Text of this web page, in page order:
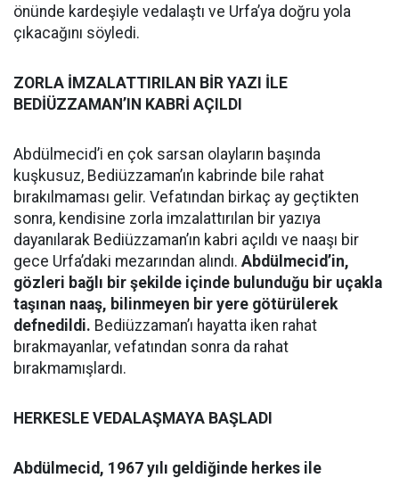
önünde kardeşiyle vedalaştı ve Urfa’ya doğru yola
çıkacağını söyledi.
ZORLA İMZALATTIRILAN BİR YAZI İLE
BEDİÜZZAMAN’IN KABRİ AÇILDI
Abdülmecid’i en çok sarsan olayların başında
kuşkusuz, Bediüzzaman’ın kabrinde bile rahat
bırakılmaması gelir. Vefatından birkaç ay geçtikten
sonra, kendisine zorla imzalattırılan bir yazıya
dayanılarak Bediüzzaman’ın kabri açıldı ve naaşı bir
gece Urfa’daki mezarından alındı. Abdülmecid’in,
gözleri bağlı bir şekilde içinde bulunduğu bir uçakla
taşınan naaş, bilinmeyen bir yere götürülerek
defnedildi. Bediüzzaman’ı hayatta iken rahat
bırakmayanlar, vefatından sonra da rahat
bırakmamışlardı.
HERKESLE VEDALAŞMAYA BAŞLADI
Abdülmecid, 1967 yılı geldiğinde herkes ile